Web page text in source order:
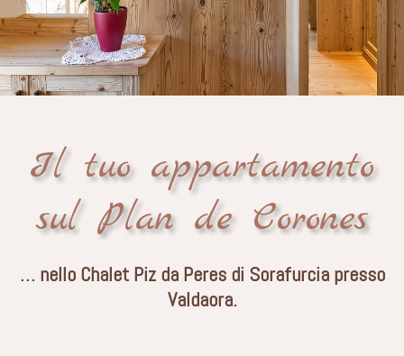
Il tuo appartamento
sul Plan de Corones
… nello Chalet Piz da Peres di Sorafurcia presso
Valdaora.